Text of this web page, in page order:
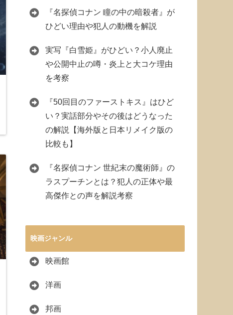
『名探偵コナン 瞳の中の暗殺者』が
ひどい理由や犯人の動機を解説
実写『白雪姫』がひどい？小人廃止
や公開中止の噂・炎上と大コケ理由
を考察
『50回目のファーストキス』はひど
い？実話部分やその後はどうなった
の解説【海外版と日本リメイク版の
比較も】
『名探偵コナン 世紀末の魔術師』の
ラスプーチンとは？犯人の正体や最
高傑作との声を解説考察
映画ジャンル
映画館
洋画
邦画